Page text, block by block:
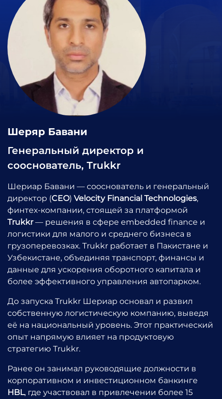
Шеряр Бавани
Генеральный директор и
сооснователь, Trukkr
Шериар Бавани — сооснователь и генеральный
директор (CEO) Velocity Financial Technologies,
финтех-компании, стоящей за платформой
Trukkr— решения в сфере embedded finance и
логистики для малого и среднего бизнеса в
грузоперевозках. Trukkr работает в Пакистане и
Узбекистане, объединяя транспорт, финансы и
данные для ускорения оборотного капитала и
более эффективного управления автопарком.
До запуска Trukkr Шериар основал и развил
собственную логистическую компанию, выведя
её на национальный уровень. Этот практический
опыт напрямую влияет на продуктовую
стратегию Trukkr.
Ранее он занимал руководящие должности в
корпоративном и инвестиционном банкинге
HBL, где участвовал в привлечении более 15